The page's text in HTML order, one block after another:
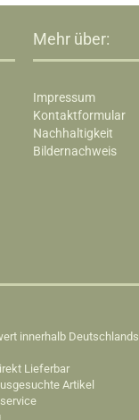
Mehr über:
Impressum
Kontaktformular
Nachhaltigkeit
Bildernachweis
innerhalb Deutschlands
Lieferbar
Artikel